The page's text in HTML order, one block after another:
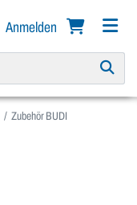
Anmelden
Zubehör BUDI